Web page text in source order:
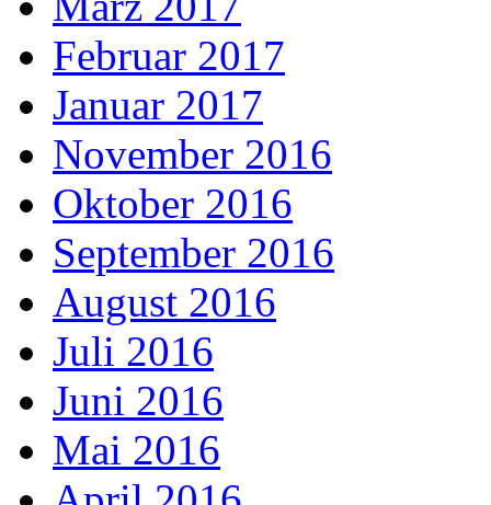
Februar 2017
Januar 2017
November 2016
Oktober 2016
September 2016
August 2016
Juli 2016
Juni 2016
Mai 2016